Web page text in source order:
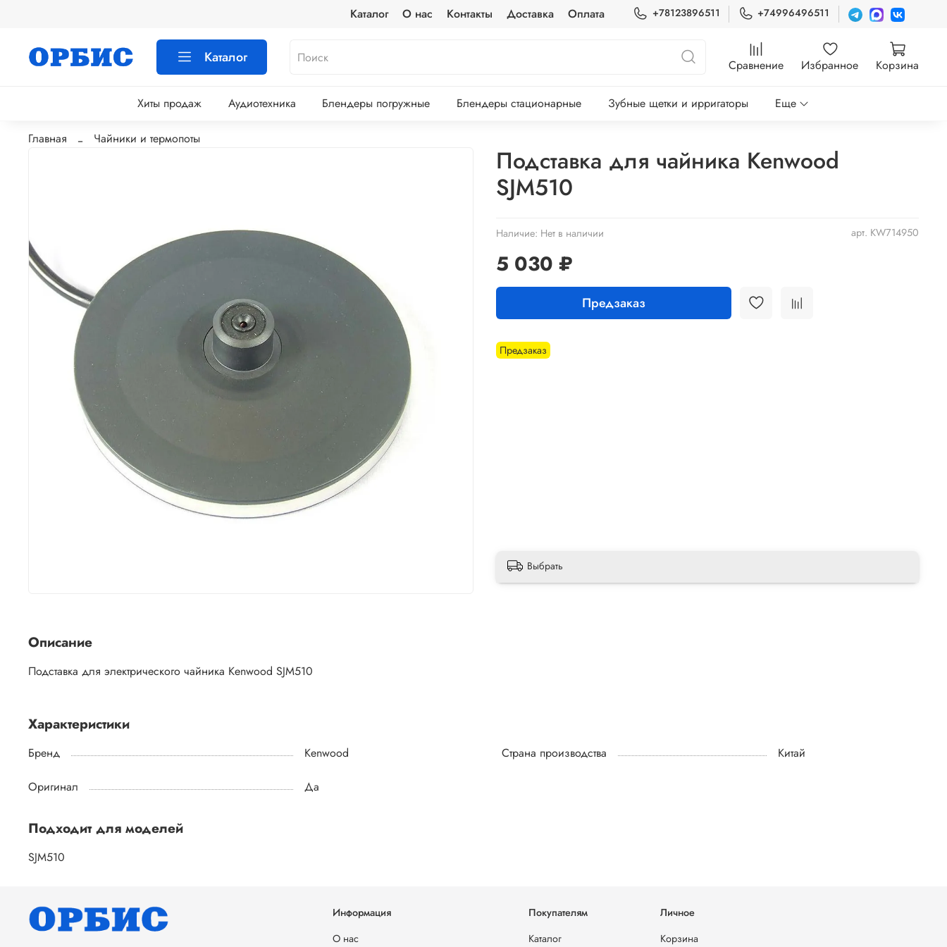
Каталог О нас Контакты Доставка Оплата +78123896511 +74996496511
Каталог Сравнение Избранное Корзина
Хиты продаж Аудиотехника Блендеры погружные Блендеры стационарные Зубные щетки и ирригаторы Еще
Главная Чайники и термопоты
арт. KW714950
Наличие: Нет в наличии
Предзаказ
Подставка для чайника Kenwood
SJM510
5 030 ₽
Предзаказ
Выбрать
Описание
Подставка для электрического чайника Kenwood SJM510
Характеристики
Бренд Kenwood Страна производства Китай
Оригинал Да
Подходит для моделей
SJM510
Информация
О нас
Покупателям
Каталог
Личное
Корзина